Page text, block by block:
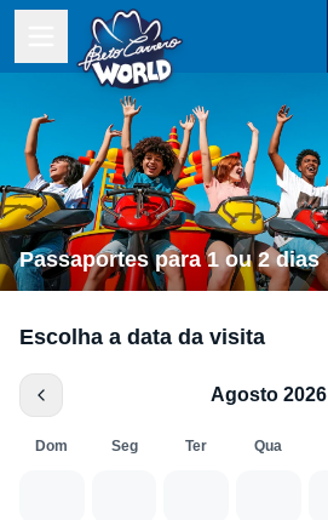
Passaportes para 1 ou 2 dias
Escolha a data da visita
Agosto 2026
Dom Seg Ter Qua